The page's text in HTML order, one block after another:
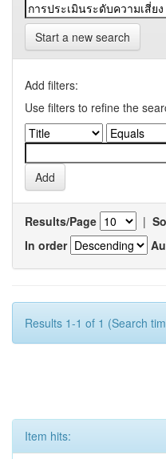
Start a new search
Add filters:
Use filters to refine the
Results/Page |
In order
Results 1-1 of 1 (Search
Item hits: